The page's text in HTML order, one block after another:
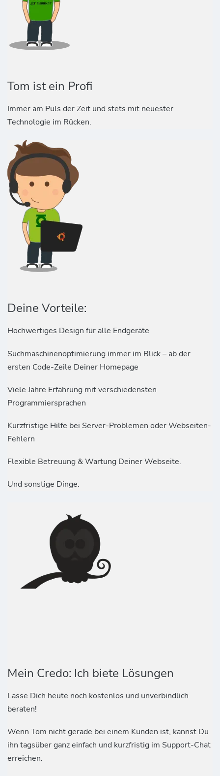
Tom ist ein Profi
Immer am Puls der Zeit und stets mit neuester
Technologie im Rücken.
Deine Vorteile:
Hochwertiges Design für alle Endgeräte
Suchmaschinenoptimierung immer im Blick – ab der
ersten Code-Zeile Deiner Homepage
Viele Jahre Erfahrung mit verschiedensten
Programmiersprachen
Kurzfristige Hilfe bei Server-Problemen oder Webseiten-
Fehlern
Flexible Betreuung & Wartung Deiner Webseite.
Und sonstige Dinge.
Mein Credo: Ich biete Lösungen
Lasse Dich heute noch kostenlos und unverbindlich
beraten!
Wenn Tom nicht gerade bei einem Kunden ist, kannst Du
ihn tagsüber ganz einfach und kurzfristig im Support-Chat
erreichen.